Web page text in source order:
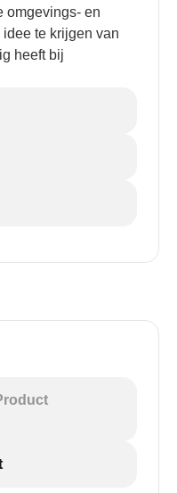
omgevings- en
te krijgen van
heeft bij